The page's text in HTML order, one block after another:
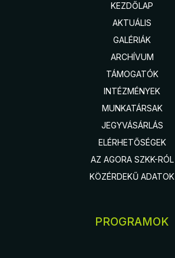
KEZDŐLAP
AKTUÁLIS
GALÉRIÁK
ARCHÍVUM
TÁMOGATÓK
INTÉZMÉNYEK
MUNKATÁRSAK
JEGYVÁSÁRLÁS
ELÉRHETŐSÉGEK
AZ AGORA SZKK-RÓL
KÖZÉRDEKŰ ADATOK
PROGRAMOK